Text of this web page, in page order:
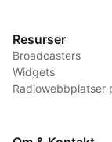
Resurser
Broadcasters
Widgets
Radiowebbplatser